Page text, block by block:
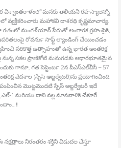
విశ్వాంతరాళంలో మనకు తెలియని రహస్యాలెన్నో
మహాకవి దాశరథి కృష్ణమాచార్య.
గతంలో మంగళ్‍యాన్‍ పేరుతో అంగారక గ్రహంపైకి,
రోవర్‍ను సాఫ్ట్ ల్యాండింగ్‍ చేయించడం
సరికొత్త ఉత్సాహంతో ఉన్న భారత అంతరిక్ష
నున్న సకల ప్రాణికోటి మనుగడకు ఆధారభూతమైన
గానూ, గత సెప్టెంబర్‍ 2న పీఎస్‍ఎల్‍వీసీ – 57
వేదశాల (స్పేస్‍ అబ్జర్వేటరీ)ను ప్రయోగించింది.
మొట్టమొదటి స్పేస్‍ అబ్జర్వేటరీ ఇదే
ఎల్‍-1 మరియు దాని వల్ల మానవాళికి చేకూరే
నిరంతరం శక్తిని విడుదల చేస్తూ